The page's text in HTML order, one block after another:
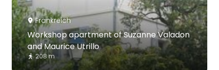
Frankreich
Workshop apartment of Suzanne Valadon
and Maurice Utrillo
208 m